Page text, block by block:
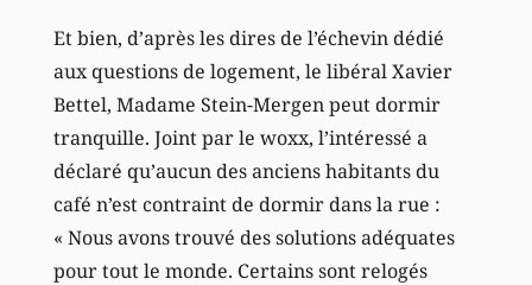
Et bien, d’après les dires de l’échevin dédié
aux questions de logement, le libéral Xavier
Bettel, Madame Stein-Mergen peut dormir
tranquille. Joint par le woxx, l’intéressé a
déclaré qu’aucun des anciens habitants du
café n’est contraint de dormir dans la rue :
« Nous avons trouvé des solutions adéquates
pour tout le monde. Certains sont relogés